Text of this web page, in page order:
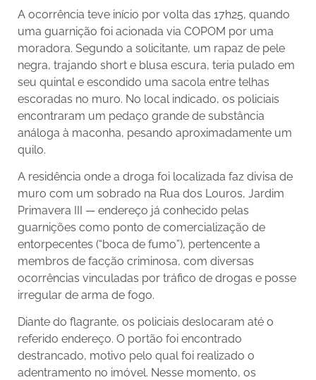
A ocorrência teve início por volta das 17h25, quando
uma guarnição foi acionada via COPOM por uma
moradora. Segundo a solicitante, um rapaz de pele
negra, trajando short e blusa escura, teria pulado em
seu quintal e escondido uma sacola entre telhas
escoradas no muro. No local indicado, os policiais
encontraram um pedaço grande de substância
análoga à maconha, pesando aproximadamente um
quilo.
A residência onde a droga foi localizada faz divisa de
muro com um sobrado na Rua dos Louros, Jardim
Primavera III — endereço já conhecido pelas
guarnições como ponto de comercialização de
entorpecentes (“boca de fumo”), pertencente a
membros de facção criminosa, com diversas
ocorrências vinculadas por tráfico de drogas e posse
irregular de arma de fogo.
Diante do flagrante, os policiais deslocaram até o
referido endereço. O portão foi encontrado
destrancado, motivo pelo qual foi realizado o
adentramento no imóvel. Nesse momento, os